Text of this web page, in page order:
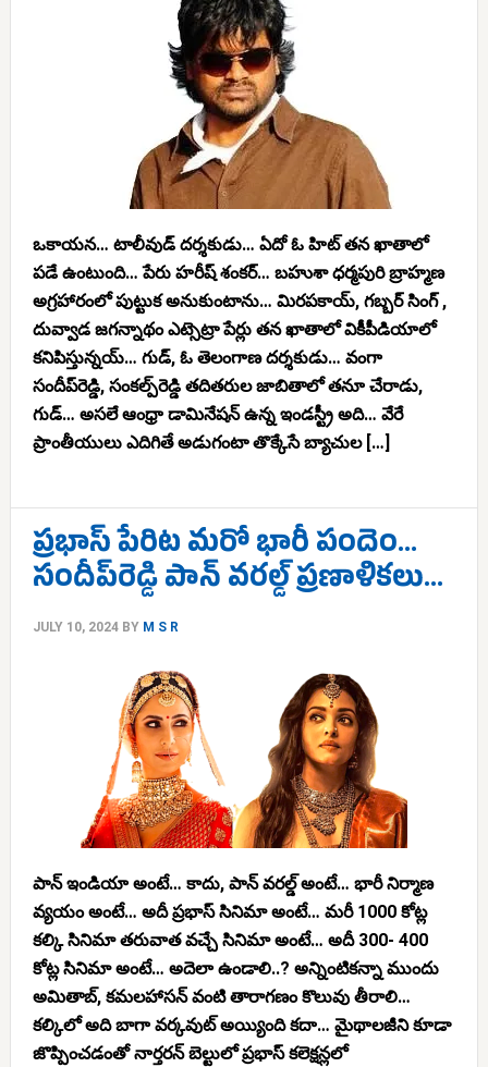
ఒకాయన… టాలీవుడ్ దర్శకుడు… ఏదో ఓ హిట్ తన ఖాతాలో
పడే ఉంటుంది… పేరు హరీష్ శంకర్… బహుశా ధర్మపురి బ్రాహ్మణ
అగ్రహారంలో పుట్టుక అనుకుంటాను… మిరపకాయ్, గబ్బర్ ‌సింగ్ ,
దువ్వాడ జగన్నాథం ఎట్సెట్రా పేర్లు తన ఖాతాలో వికీపీడియాలో
కనిపిస్తున్నయ్… గుడ్, ఓ తెలంగాణ దర్శకుడు… వంగా
సందీప్‌రెడ్డి, సంకల్ప్‌రెడ్డి తదితరుల జాబితాలో తనూ చేరాడు,
గుడ్… అసలే ఆంధ్రా డామినేషన్ ఉన్న ఇండస్ట్రీ అది… వేరే
ప్రాంతీయులు ఎదిగితే అడుగంటా తొక్కేసే బ్యాచుల […]
ప్రభాస్ పేరిట మరో భారీ పందెం…
సందీప్‌రెడ్డి పాన్ వరల్డ్ ప్రణాళికలు…
JULY 10, 2024BY M S R
పాన్ ఇండియా అంటే… కాదు, పాన్ వరల్డ్ అంటే… భారీ నిర్మాణ
వ్యయం అంటే… అదీ ప్రభాస్ సినిమా అంటే… మరీ 1000 కోట్ల
కల్కి సినిమా తరువాత వచ్చే సినిమా అంటే… అదీ 300- 400
కోట్ల సినిమా అంటే… అదెలా ఉండాలి..? అన్నింటికన్నా ముందు
అమితాబ్, కమలహాసన్ వంటి తారాగణం కొలువు తీరాలి…
కల్కిలో అది బాగా వర్కవుట్ అయ్యింది కదా… మైథాలజీని కూడా
జొప్పించడంతో నార్తరన్ బెల్టులో ప్రభాస్ కలెక్షన్లలో